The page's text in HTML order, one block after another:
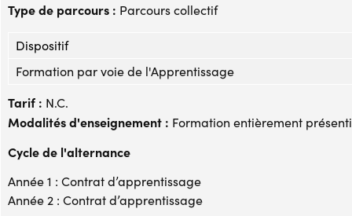
Type de parcours : Parcours collectif
Dispositif
Formation par voie de l'Apprentissage
Tarif : N.C.
Modalités d'enseignement : Formation entièrement
Cycle de l'alternance
Année 1 : Contrat d’apprentissage
Année 2 : Contrat d’apprentissage